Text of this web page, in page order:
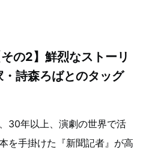
の2】鮮烈なストーリ
詩森ろばとのタッグ
30年以上、演劇の世界で活
を手掛けた『新聞記者』が高